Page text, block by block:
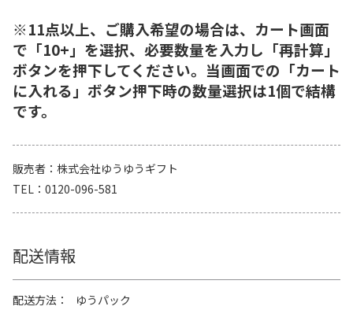
※11点以上、ご購入希望の場合は、カート画面
で「10+」を選択、必要数量を入力し「再計算」
ボタンを押下してください。当画面での「カート
に入れる」ボタン押下時の数量選択は1個で結構
です。
販売者
株式会社ゆうゆうギフト
TEL
0120-096-581
配送情報
配送方法
ゆうパック